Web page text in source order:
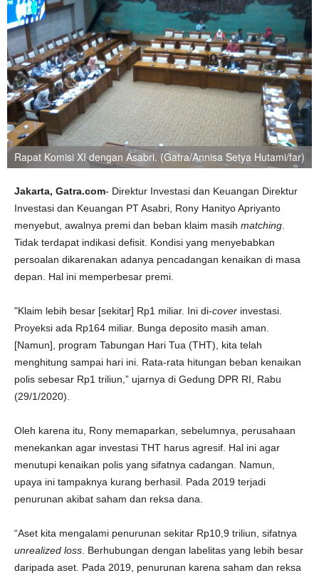
Rapat Komisi XI dengan Asabri. (Gatra/Annisa Setya Hutami/far)
Jakarta, Gatra.com- Direktur Investasi dan Keuangan Direktur
Investasi dan Keuangan PT Asabri, Rony Hanityo Apriyanto
menyebut, awalnya premi dan beban klaim masih matching
Tidak terdapat indikasi defisit. Kondisi yang menyebabkan
persoalan dikarenakan adanya pencadangan kenaikan di masa
depan. Hal ini memperbesar premi.
"Klaim lebih besar [sekitar] Rp1 miliar. Ini di-cover investasi.
Proyeksi ada Rp164 miliar. Bunga deposito masih aman.
[Namun], program Tabungan Hari Tua (THT), kita telah
menghitung sampai hari ini. Rata-rata hitungan beban kenaikan
polis sebesar Rp1 triliun,” ujarnya di Gedung DPR RI, Rabu
(29/1/2020).
Oleh karena itu, Rony memaparkan, sebelumnya, perusahaan
menekankan agar investasi THT harus agresif. Hal ini agar
menutupi kenaikan polis yang sifatnya cadangan. Namun,
upaya ini tampaknya kurang berhasil. Pada 2019 terjadi
penurunan akibat saham dan reksa dana.
“Aset kita mengalami penurunan sekitar Rp10,9 triliun, sifatnya
unrealized loss . Berhubungan dengan labelitas yang lebih besar
daripada aset. Pada 2019, penurunan karena saham dan reksa